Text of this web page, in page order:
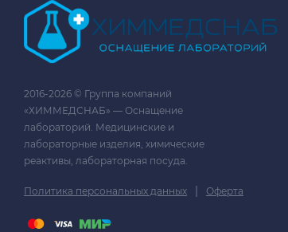
2016-2026 © Группа компаний
«ХИММЕДСНАБ» — Оснащение
лабораторий. Медицинские и
лабораторные изделия, химические
реактивы, лабораторная посуда.
Политика персональных данных | Оферта